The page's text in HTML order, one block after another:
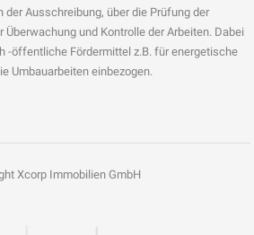
der Ausschreibung, über die Prüfung der
Überwachung und Kontrolle der Arbeiten. Dabei
-öffentliche Fördermittel z.B. für energetische
Umbauarbeiten einbezogen.
Xcorp Immobilien GmbH